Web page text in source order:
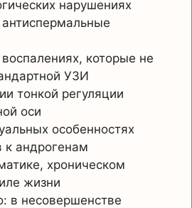
нарушениях
которые не
УЗИ
тонкой регуляции
оси
особенностях
к андрогенам
хроническом
жизни
в несовершенстве